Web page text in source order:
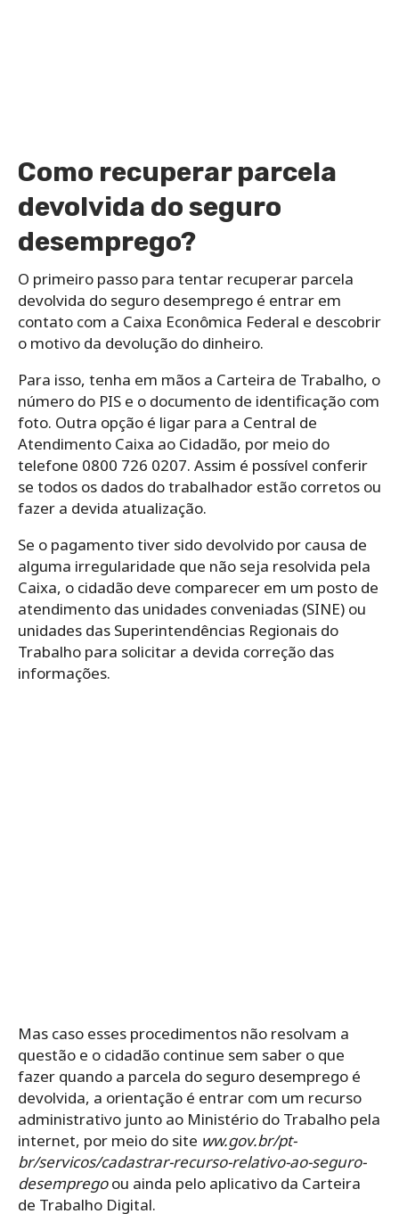
Como recuperar parcela
devolvida do seguro
desemprego?
O primeiro passo para tentar recuperar parcela
devolvida do seguro desemprego é entrar em
contato com a Caixa Econômica Federal e descobrir
o motivo da devolução do dinheiro.
Para isso, tenha em mãos a Carteira de Trabalho, o
número do PIS e o documento de identificação com
foto. Outra opção é ligar para a Central de
Atendimento Caixa ao Cidadão, por meio do
telefone 0800 726 0207. Assim é possível conferir
se todos os dados do trabalhador estão corretos ou
fazer a devida atualização.
Se o pagamento tiver sido devolvido por causa de
alguma irregularidade que não seja resolvida pela
Caixa, o cidadão deve comparecer em um posto de
atendimento das unidades conveniadas (SINE) ou
unidades das Superintendências Regionais do
Trabalho para solicitar a devida correção das
informações.
Mas caso esses procedimentos não resolvam a
questão e o cidadão continue sem saber o que
fazer quando a parcela do seguro desemprego é
devolvida, a orientação é entrar com um recurso
administrativo junto ao Ministério do Trabalho pela
internet, por meio do site ww.gov.br/pt-
br/servicos/cadastrar-recurso-relativo-ao-seguro-
desempregoou ainda pelo aplicativo da Carteira
de Trabalho Digital.